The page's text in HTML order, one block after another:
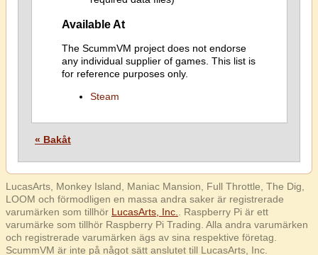
Available At
The ScummVM project does not endorse
any individual supplier of games. This list is
for reference purposes only.
Steam
« Bakåt
LucasArts, Monkey Island, Maniac Mansion, Full Throttle, The Dig,
LOOM och förmodligen en massa andra saker är registrerade
varumärken som tillhör LucasArts, Inc.
. Raspberry Pi är ett
varumärke som tillhör Raspberry Pi Trading. Alla andra varumärken
och registrerade varumärken ägs av sina respektive företag.
ScummVM är inte på något sätt anslutet till LucasArts, Inc.